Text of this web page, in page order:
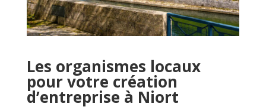
Les organismes locaux
pour votre création
d’entreprise à Niort